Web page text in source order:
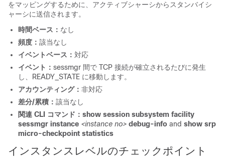
をマッピングするために、アクティブシャーシからスタンバイシ
ャーシに送信されます。
時間ベース： なし
頻度： 該当なし
イベントベース： 対応
イベント： sessmgr 間で TCP 接続が確立されるたびに発生
し、READY_STATE に移動します。
アカウンティング： 非対応
差分/累積： 該当なし
関連 CLI コマンド： show session subsystem facility
sessmgr instance <instance no> debug-info and show srp
micro-checkpoint statistics
インスタンスレベルのチェックポイント